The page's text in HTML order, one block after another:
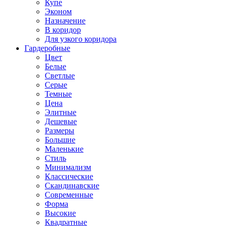
Купе
Эконом
Назначение
В коридор
Для узкого коридора
Гардеробные
Цвет
Белые
Светлые
Серые
Темные
Цена
Элитные
Дешевые
Размеры
Большие
Маленькие
Стиль
Минимализм
Классические
Скандинавские
Современные
Форма
Высокие
Квадратные